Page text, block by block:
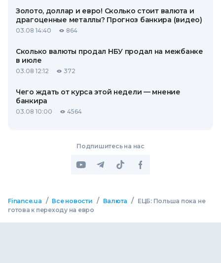
Золото, доллар и евро! Сколько стоит валюта и
драгоценные металлы? Прогноз банкира (видео)
03.08 14:40 864
Сколько валюты продал НБУ продал на межбанке
в июле
03.08 12:12 372
Чего ждать от курса этой недели — мнение
банкира
03.08 10:00 4564
Подпишитесь на нас
Finance.ua / Все новости / Валюта /
ЕЦБ: Польша пока не
готова к переходу на евро